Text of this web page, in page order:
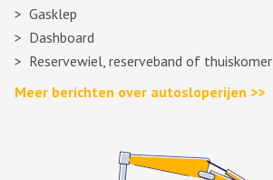
Gasklep
Dashboard
Reservewiel, reserveband of thuiskomer
Meer berichten over autosloperijen >>